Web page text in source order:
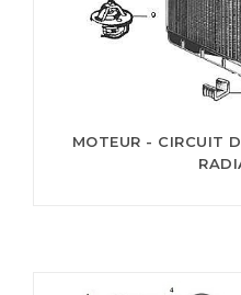
MOTEUR - CIRCUIT